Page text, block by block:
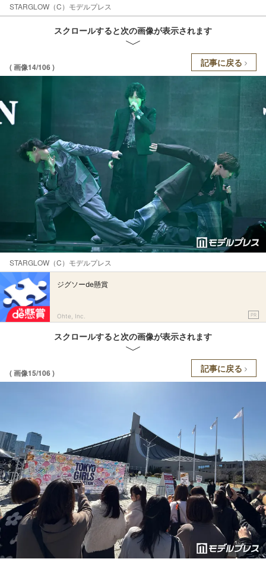
STARGLOW（C）モデルプレス
スクロールすると次の画像が表示されます
( 画像14/106 ) 記事に戻る
STARGLOW（C）モデルプレス
ジグソーde懸賞
Ohte, Inc. PR
スクロールすると次の画像が表示されます
( 画像15/106 ) 記事に戻る